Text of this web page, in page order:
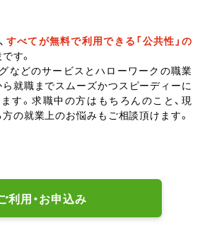
すべてが無料で利用できる「公共性」の
す。
などのサービスとハローワークの職業
就職までスムーズかつスピーディーに
す。求職中の方はもちろんのこと、現
の就業上のお悩みもご相談頂けます。
利用・お申込み